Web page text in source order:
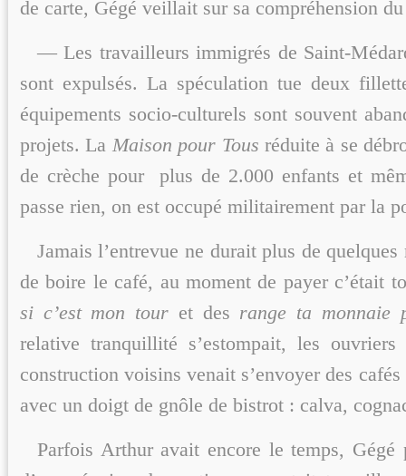
de carte, Gégé veillait sur sa compréhension
— Les travailleurs immigrés de Saint-
sont expulsés. La spéculation tue deux
équipements socio-culturels sont souvent
projets. La Maison pour Tous réduite à se
de crèche pour plus de 2.000 enfants et
passe rien, on est occupé militairement par la
Jamais l’entrevue ne durait plus de
de boire le café, au moment de payer c’était
si c’est mon tour et des range ta
relative tranquillité s’estompait, les
construction voisins venait s’envoyer des cafés
avec un doigt de gnôle de bistrot : calva,
Parfois Arthur avait encore le temps, Gégé